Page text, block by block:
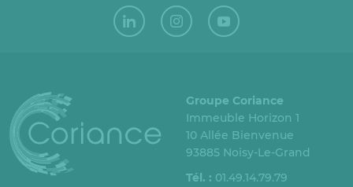
Groupe Coriance
Immeuble Horizon 1
10 Allée Bienvenue
93885 Noisy-Le-Grand
Tél. : 01.49.14.79.79